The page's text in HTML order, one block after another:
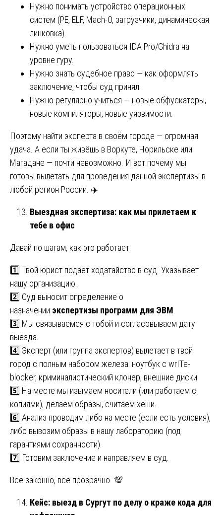
Нужно понимать устройство операционных
систем (PE, ELF, Mach-O, загрузчики, динамическая
линковка).
Нужно уметь пользоваться IDA Pro/Ghidra на
уровне гуру.
Нужно знать судебное право — как оформлять
заключение, чтобы суд принял.
Нужно регулярно учиться — новые обфускаторы,
новые компиляторы, новые уязвимости.
Поэтому найти эксперта в своём городе — огромная
удача. А если ты живёшь в Воркуте, Норильске или
Магадане — почти невозможно. И вот почему мы
готовы вылетать для проведения данной экспертизы в
любой регион России. ✈️
Выездная экспертиза: как мы прилетаем к
тебе в офис
Давай по шагам, как это работает:
1️⃣ Твой юрист подаёт ходатайство в суд. Указывает
нашу организацию.
2️⃣ Суд выносит определение о
назначении экспертизы программ для ЭВМ
3️⃣ Мы связываемся с тобой и согласовываем дату
выезда.
4️⃣ Эксперт (или группа экспертов) вылетает в твой
город с полным набором железа: ноутбук с wrITe-
blocker, криминалистический клонер, внешние диски.
5️⃣ На месте мы изымаем носители (или работаем с
копиями), делаем образы, считаем хеши.
6️⃣ Анализ проводим либо на месте (если есть условия),
либо вывозим образы в нашу лабораторию (под
гарантиями сохранности).
7️⃣ Готовим заключение и направляем в суд.
Всё законно, всё прозрачно. 💯
Кейс: выезд в Сургут по делу о краже кода для